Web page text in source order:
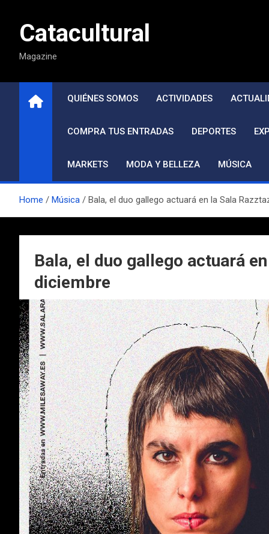
contenidoCatacultural
Magazine
QUIÉNES SOMOS ACTIVIDADES
COMPRA TUS ENTRADAS DEPORTES
MARKETS MODA Y BELLEZA MÚSICA
Home Música Bala, el duo gallego actuará en la Sala
Bala, el duo gallego actuará
diciembre